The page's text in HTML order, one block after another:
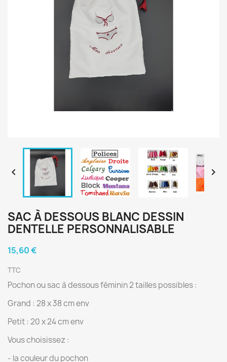
 
SAC À DESSOUS BLANC DESSIN
DENTELLE PERSONNALISABLE
15,60 €
TTC
Pochon ou sac à dessous féminin 2 tailles possibles :
Grand : 28 x 38 cm env
Petit : 20 x 24 cm env
Vous choisissez :
- la couleur du pochon